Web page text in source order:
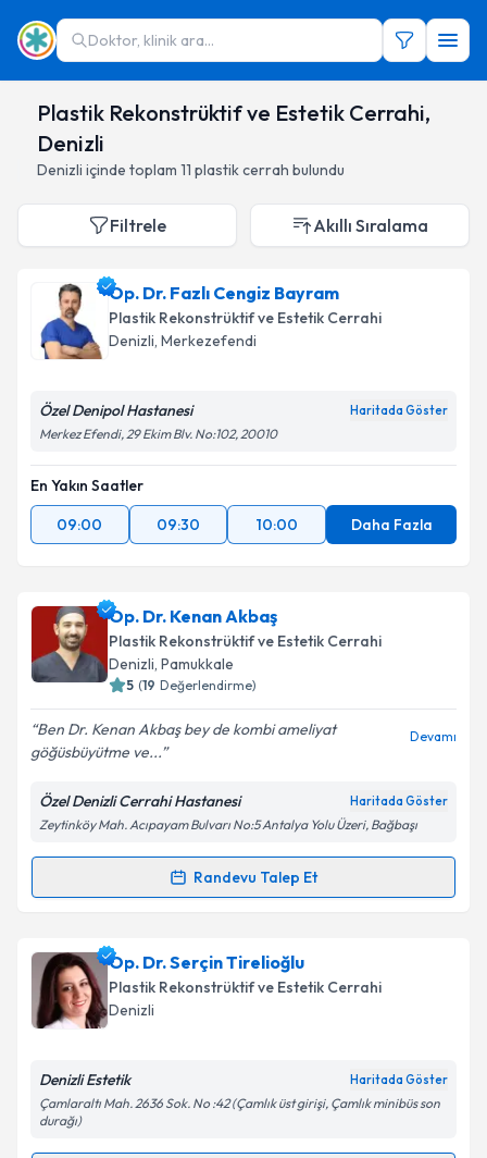
Doktor, klinik ara...
Plastik Rekonstrüktif ve Estetik Cerrahi,
Denizli
Denizli içinde toplam 11 plastik cerrah bulundu
Filtrele Akıllı Sıralama
Op. Dr. Fazlı Cengiz Bayram
Plastik Rekonstrüktif ve Estetik Cerrahi
Denizli, Merkezefendi
Özel Denipol Hastanesi Haritada Göster
Merkez Efendi, 29 Ekim Blv. No:102, 20010
En Yakın Saatler
09:00
09:30 10:00 Daha Fazla
Op. Dr. Kenan Akbaş
Plastik Rekonstrüktif ve Estetik Cerrahi
Denizli, Pamukkale
5 (19 Değerlendirme)
Ben Dr. Kenan Akbaş bey de kombi ameliyat
göğüsbüyütme ve...
Devamı
Özel Denizli Cerrahi Hastanesi Haritada Göster
Zeytinköy Mah. Acıpayam Bulvarı No:5 Antalya Yolu Üzeri, Bağbaşı
Randevu Talep Et
Randevu Takvimi Talebi
Op. Dr. Kenan Akbaşiçin randevu takvimi talebi
oluşturun. Size bu uzmandan randevu almanız için bir
takvim hazırlandığında e-posta ile bilgilendireceğiz.
Op. Dr. Serçin Tirelioğlu
Plastik Rekonstrüktif ve Estetik Cerrahi
Denizli
Denizli Estetik Haritada Göster
Çamlaraltı Mah. 2636 Sok. No :42 (Çamlık üst girişi, Çamlık minibüs son
durağı)